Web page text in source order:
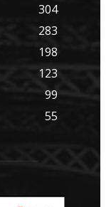
304
283
198
123
99
55